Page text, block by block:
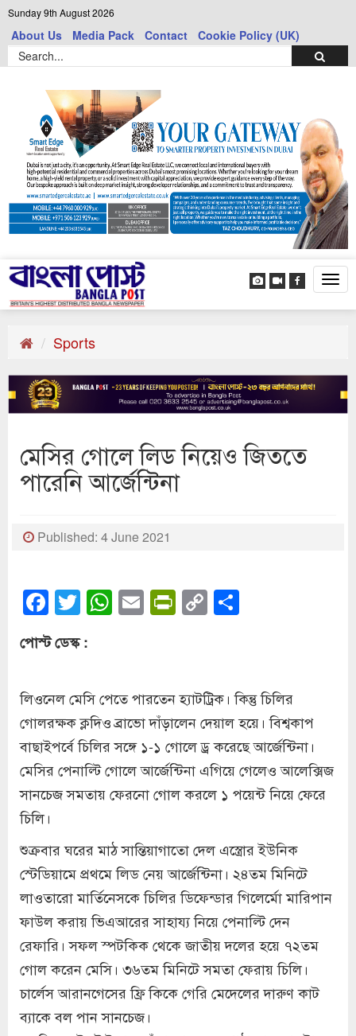
Sunday 9th August 2026
About Us Media Pack Contact Cookie Policy (UK)
Sports
মেসির গোলে লিড নিয়েও জিততে
পারেনি আর্জেন্টিনা
Published: 4 June 2021
Facebook
Twitter
WhatsApp
EmailPrintFriendly
Copy
Link
পোস্ট ডেস্ক :
লিওনেল মেসি পেতে পারতেন হ্যাটট্রিক। কিন্তু চিলির
গোলরক্ষক ক্লদিও ব্রাভো দাঁড়ালেন দেয়াল হয়ে। বিশ্বকাপ
বাছাইপর্বে চিলির সঙ্গে ১-১ গোলে ড্র করেছে আর্জেন্টিনা।
মেসির পেনাল্টি গোলে আর্জেন্টিনা এগিয়ে গেলেও আলেক্সিজ
সানচেজ সমতায় ফেরনো গোল করলে ১ পয়েন্ট নিয়ে ফেরে
চিলি।
শুক্রবার ঘরের মাঠ সান্তিয়াগাতো দেল এস্ত্রোর ইউনিক
স্টেডিয়ামে প্রথমে লিড নেয় আর্জেন্টিনা। ২৪তম মিনিটে
লাওতারো মার্তিনেসকে চিলির ডিফেন্ডার গিলের্মো মারিপান
ফাউল করায় ভিএআরের সাহায্য নিয়ে পেনাল্টি দেন
রেফারি। সফল স্পটকিক থেকে জাতীয় দলের হয়ে ৭২তম
গোল করেন মেসি। ৩৬তম মিনিটে সমতা ফেরায় চিলি।
চার্লেস আরানগেসের ফ্রি কিকে গেরি মেদেলের দারুণ কাট
ব্যাকে বল পান সানচেজ।